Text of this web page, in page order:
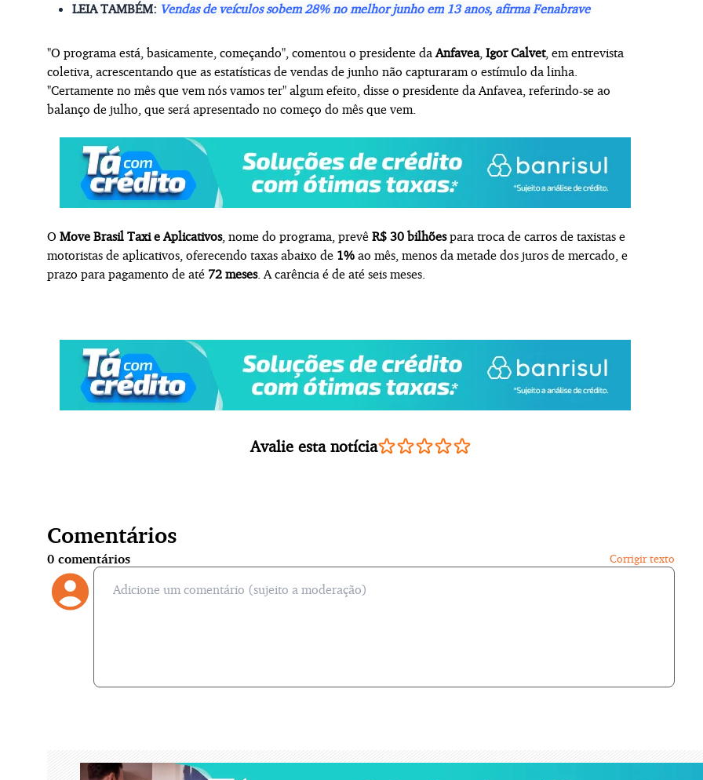
LEIA TAMBÉM: Vendas de veículos sobem 28% no melhor junho em 13 anos, afirma Fenabrave
"O programa está, basicamente, começando", comentou o presidente daAnfavea, Igor Calvet, em entrevista
coletiva, acrescentando que as estatísticas de vendas de junho não capturaram o estímulo da linha.
"Certamente no mês que vem nós vamos ter" algum efeito, disse o presidente da Anfavea, referindo-se ao
balanço de julho, que será apresentado no começo do mês que vem.
O Move Brasil Taxi e Aplicativos, nome do programa, prevê R$ 30 bilhõespara troca de carros de taxistas e
motoristas de aplicativos, oferecendo taxas abaixo de 1% ao mês, menos da metade dos juros de mercado, e
prazo para pagamento de até 72 meses. A carência é de até seis meses.
Avalie esta notícia
Comentários
0 comentários Corrigir texto